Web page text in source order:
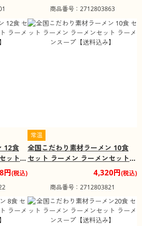
商品番号：2712803863
12食
ット
】
円(税込)
常温
全国こだわり素材ラーメン 10食
セット ラーメン ラーメンセット
ラーメンスープ【送料込み】
4,320円(税込)
商品番号：2712803821